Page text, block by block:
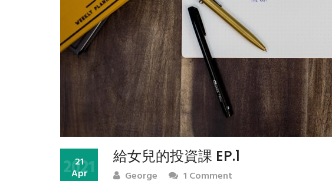
給女兒的投資課 EP.1
21
Apr
2021 George 1 Comment